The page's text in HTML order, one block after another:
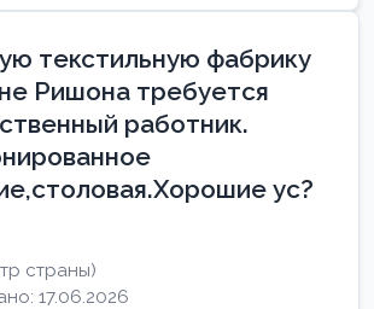
текстильную фабрику
Ришона требуется
работник.
ус?
страны)
17.06.2026